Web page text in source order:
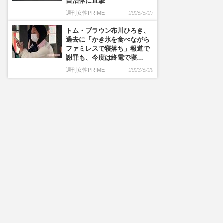
週刊女性PRIME 2026/5/27
トム・ブラウン布川ひろき、
過去に「かき氷を食べながら
ファミレスで寝落ち」報道で
謝罪も、今度は終電で寝…
週刊女性PRIME 2023/6/29